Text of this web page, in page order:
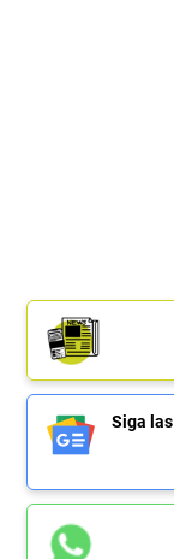
Siga